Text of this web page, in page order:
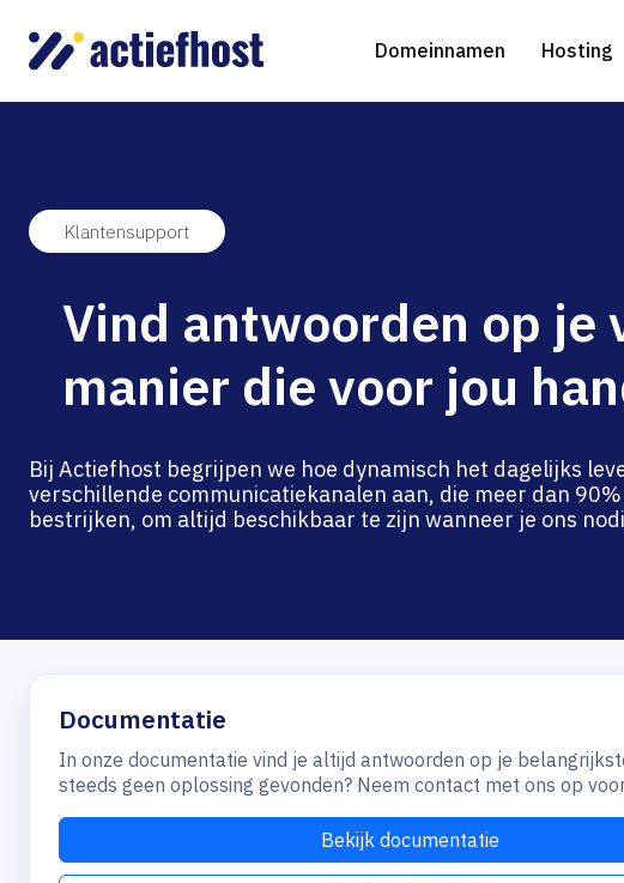
Domeinnamen
Domeinnaam registreren
Domeinnaam verhuizen
gTLD-extensies
Hosting
Webhosting
NGINX Hosting Drupal Hosting
Joomla Hosting
Virtual Servers
Beheerde Cloud Virtuele Server Server-
Klantensupport
Vind antwoorden op je
manier die voor jou
Bij Actiefhost begrijpen we hoe dynamisch het dagelijks
verschillende communicatiekanalen aan, die meer dan
bestrijken, om altijd beschikbaar te zijn wanneer je ons
Documentatie
In onze documentatie vind je altijd antwoorden op je
steeds geen oplossing gevonden? Neem contact met ons op
Bekijk documentatie